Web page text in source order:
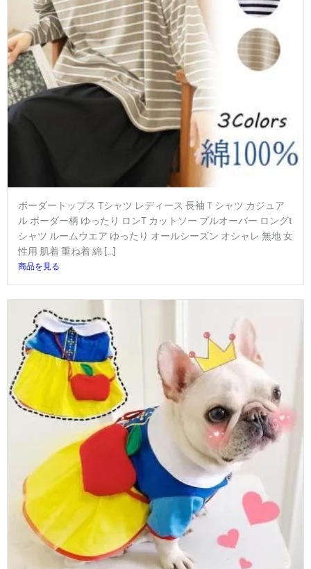
ボーダートップス Tシャツ レディース 長袖Ｔシャツ カジュア
ル ボーダー柄 ゆったり ロンT カットソー プルオーバー ロングt
シャツ ルームウエア ゆったり オールシーズン オシャレ 無地 女
性用 肌着 重ね着 綿 […]
商品を見る